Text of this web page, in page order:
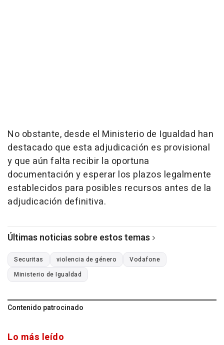
No obstante, desde el Ministerio de Igualdad han
destacado que esta adjudicación es provisional
y que aún falta recibir la oportuna
documentación y esperar los plazos legalmente
establecidos para posibles recursos antes de la
adjudicación definitiva.
Últimas noticias sobre estos temas
Securitas violencia de género
Vodafone
Ministerio de Igualdad
Contenido patrocinado
Lo más leído